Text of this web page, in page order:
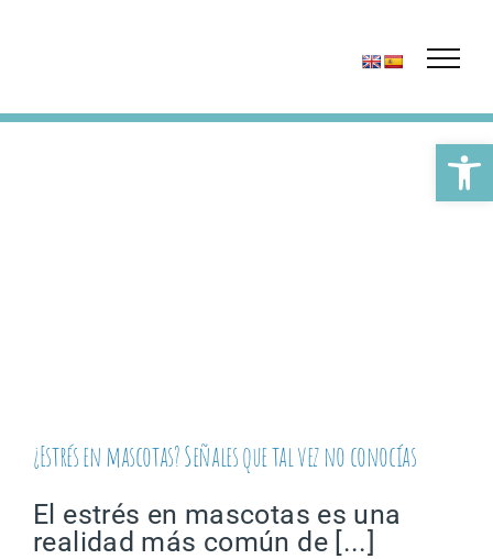
¿Estrés en mascotas? Señales que tal vez no conocías
El estrés en mascotas es una
realidad más común de [...]
Abrir